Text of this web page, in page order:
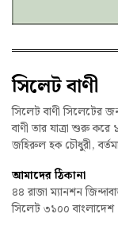
সিলেট বাণী
সিলেট বাণী সিলেটের
বাণী তার যাত্রা শুরু করে
জহিরুল হক চৌধুরী,
আমাদের ঠিকানা
৪৪ রাজা ম্যানশন
সিলেট ৩১০০ বাংলাদেশ